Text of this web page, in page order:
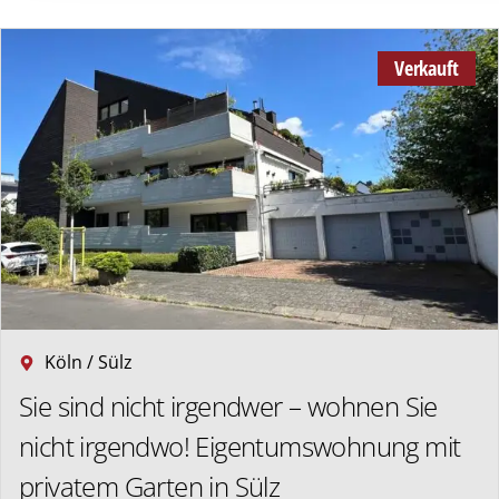
Verkauft
Köln / Sülz
Sie sind nicht irgendwer – wohnen Sie
nicht irgendwo! Eigentumswohnung mit
privatem Garten in Sülz